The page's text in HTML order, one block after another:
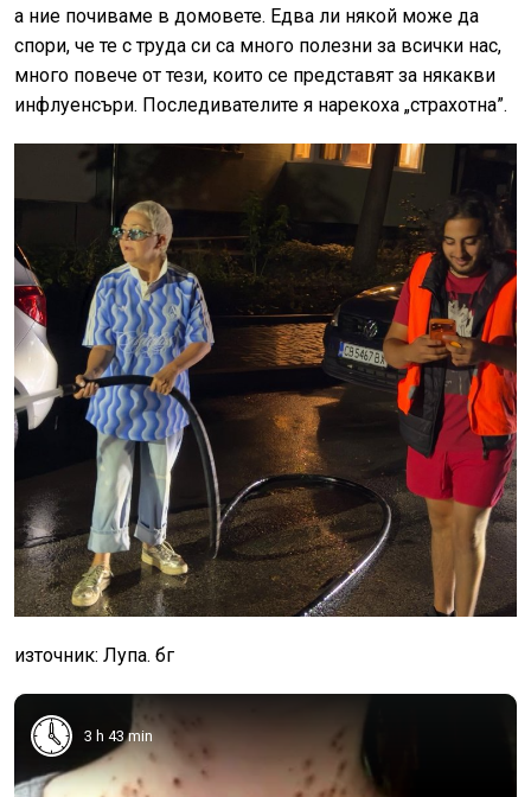
а ние почиваме в домовете. Едва ли някой може да
спори, че те с труда си са много полезни за всички нас,
много повече от тези, които се представят за някакви
инфлуенсъри. Последивателите я нарекоха „страхотна”.
източник: Лупа. бг
3 h 43 min